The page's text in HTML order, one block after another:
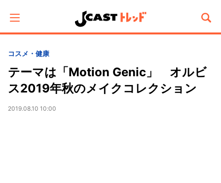
コスメ・健康
テーマは「Motion Genic」 オルビ
ス2019年秋のメイクコレクション
2019.08.10 10:00